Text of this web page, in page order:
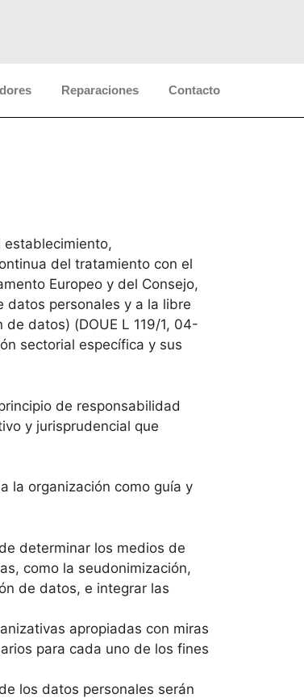
Reparaciones Contacto
establecimiento,
del tratamiento con el
Europeo y del Consejo,
datos personales y a la libre
datos) (DOUE L 119/1, 04-
sectorial específica y sus
de responsabilidad
y jurisprudencial que
la organización como guía y
determinar los medios de
como la seudonimización,
de datos, e integrar las
apropiadas con miras
para cada uno de los fines
los datos personales serán